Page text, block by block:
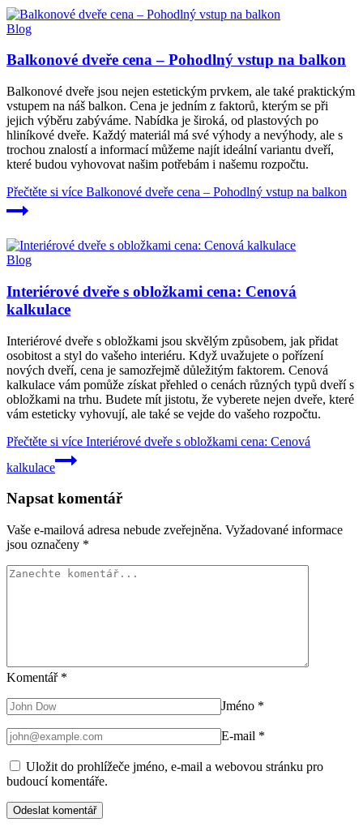
Blog
Balkonové dveře cena – Pohodlný vstup na balkon
Balkonové dveře jsou nejen estetickým prvkem, ale také praktickým
vstupem na náš balkon. Cena je jedním z faktorů, kterým se při
jejich výběru zabýváme. Nabídka je široká, od plastových po
hliníkové dveře. Každý materiál má své výhody a nevýhody, ale s
trochou znalostí a informací můžeme najít ideální variantu dveří,
které budou vyhovovat našim potřebám i našemu rozpočtu.
Přečtěte si více Balkonové dveře cena – Pohodlný vstup na balkon
Blog
Interiérové dveře s obložkami cena: Cenová
kalkulace
Interiérové dveře s obložkami jsou skvělým způsobem, jak přidat
osobitost a styl do vašeho interiéru. Když uvažujete o pořízení
nových dveří, cena je samozřejmě důležitým faktorem. Cenová
kalkulace vám pomůže získat přehled o cenách různých typů dveří s
obložkami na trhu. Budete mít jistotu, že vyberete nejen dveře, které
vám esteticky vyhovují, ale také se vejde do vašeho rozpočtu.
Přečtěte si více Interiérové dveře s obložkami cena: Cenová
kalkulace
Napsat komentář
Vaše e-mailová adresa nebude zveřejněna. Vyžadované informace
jsou označeny *
Komentář *
Jméno *
E-mail *
Uložit do prohlížeče jméno, e-mail a webovou stránku pro
budoucí komentáře.